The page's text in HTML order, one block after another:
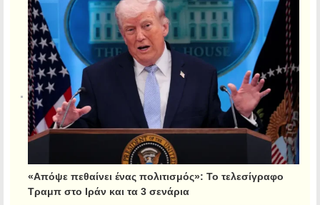
«Απόψε πεθαίνει ένας πολιτισμός»: Το τελεσίγραφο
Τραμπ στο Ιράν και τα 3 σενάρια